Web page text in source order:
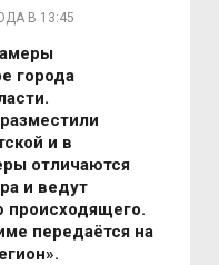
В 13:45
города
и в
отличаются
и ведут
происходящего.
передаётся на